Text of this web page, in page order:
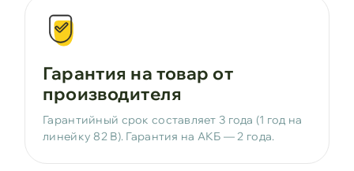
Гарантия на товар от
производителя
Гарантийный срок составляет 3 года (1 год на
линейку 82 В). Гарантия на АКБ — 2 года.